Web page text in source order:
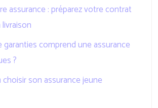
assurance : préparez votre contrat
garanties comprend une assurance
?
son assurance jeune